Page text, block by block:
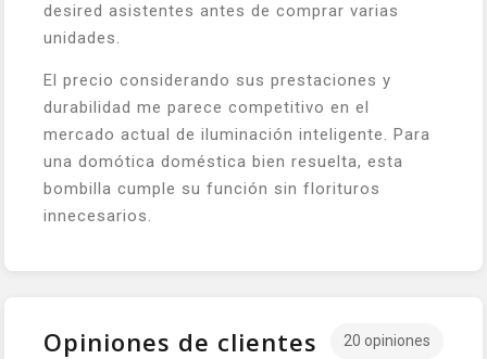
desired asistentes antes de comprar varias
unidades.
El precio considerando sus prestaciones y
durabilidad me parece competitivo en el
mercado actual de iluminación inteligente. Para
una domótica doméstica bien resuelta, esta
bombilla cumple su función sin florituros
innecesarios.
Opiniones de clientes 20 opiniones